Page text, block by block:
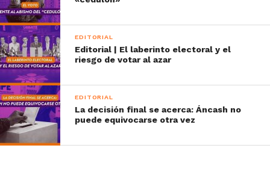
EDITORIAL
Editorial | El laberinto electoral y el
riesgo de votar al azar
EDITORIAL
La decisión final se acerca: Áncash no
puede equivocarse otra vez